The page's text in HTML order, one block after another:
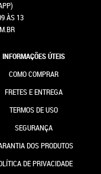
ÀS 13
INFORMAÇÕES ÚTEIS
COMO COMPRAR
FRETES E ENTREGA
TERMOS DE USO
SEGURANÇA
DOS PRODUTOS
DE PRIVACIDADE